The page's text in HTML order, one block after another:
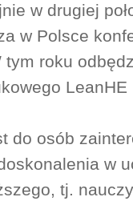
w drugiej
w Polsce
roku
LeanHE
do osób
w
tj.